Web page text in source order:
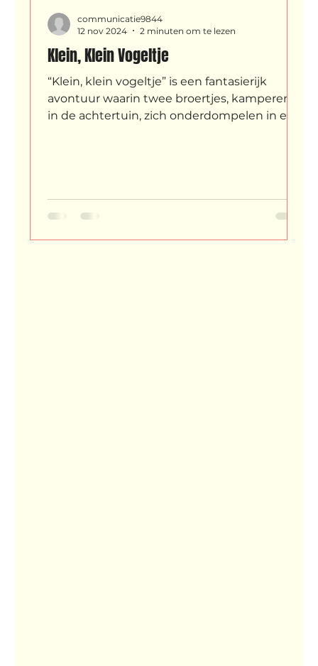
Klein, Klein Vogeltje
“Klein, klein vogeltje” is een fantasierijk
avontuur waarin twee broertjes, kamperend
in de achtertuin, zich onderdompelen in een
verbeelding van kinderen tot leven.
communicatie9844
12 nov 2024
2 minuten om te lezen